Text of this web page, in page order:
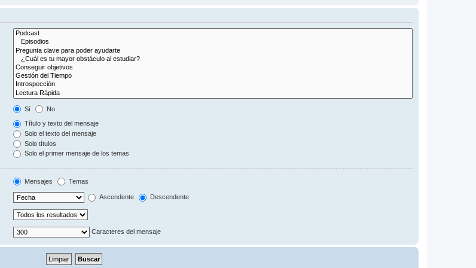
Sí No
Título y texto del mensaje
Solo el texto del mensaje
Solo títulos
Solo el primer mensaje de los temas
Mensajes Temas
Ascendente Descendente
Caracteres del mensaje